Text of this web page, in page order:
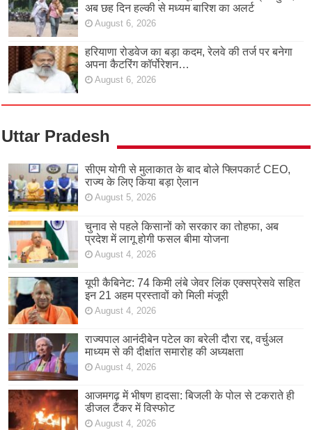
अब छह दिन हल्की से मध्यम बारिश का अलर्ट
August 6, 2026
हरियाणा रोडवेज का बड़ा कदम, रेलवे की तर्ज पर बनेगा
अपना कैटरिंग कॉर्पोरेशन…
August 6, 2026
Uttar Pradesh
सीएम योगी से मुलाकात के बाद बोले फ्लिपकार्ट CEO,
राज्य के लिए किया बड़ा ऐलान
August 5, 2026
चुनाव से पहले किसानों को सरकार का तोहफा, अब
प्रदेश में लागू होगी फसल बीमा योजना
August 4, 2026
यूपी कैबिनेट: 74 किमी लंबे जेवर लिंक एक्सप्रेसवे सहित
इन 21 अहम प्रस्तावों को मिली मंजूरी
August 4, 2026
राज्यपाल आनंदीबेन पटेल का बरेली दौरा रद्द, वर्चुअल
माध्यम से की दीक्षांत समारोह की अध्यक्षता
August 4, 2026
आजमगढ़ में भीषण हादसा: बिजली के पोल से टकराते ही
डीजल टैंकर में विस्फोट
August 4, 2026